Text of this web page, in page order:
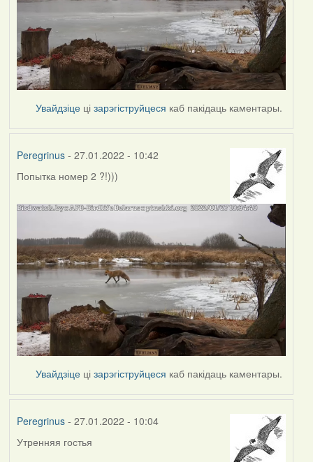
Увайдзіце цізарэгіструйцеся каб пакідаць каментары.
Peregrinus- 27.01.2022 - 10:42
Попытка номер 2 ?!)))
Увайдзіце цізарэгіструйцеся каб пакідаць каментары.
Peregrinus- 27.01.2022 - 10:04
Утренняя гостья